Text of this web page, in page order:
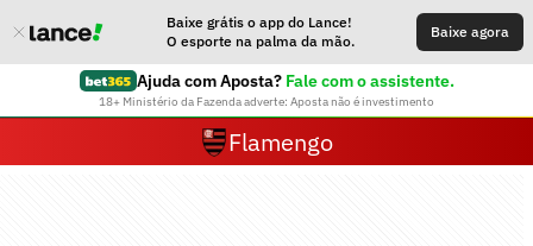
Baixe grátis o app do Lance!
O esporte na palma da mão.
Baixe agora
Ajuda com Aposta? Fale com o assistente.
18+ Ministério da Fazenda adverte: Aposta não é investimento
Flamengo